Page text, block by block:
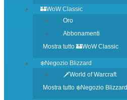
🏰WoW Classic
Oro
Abbonamenti
Mostra tutto 🏰WoW Classic
❄️Negozio Blizzard
🗡️World of Warcraft
Mostra tutto ❄️Negozio Blizzard